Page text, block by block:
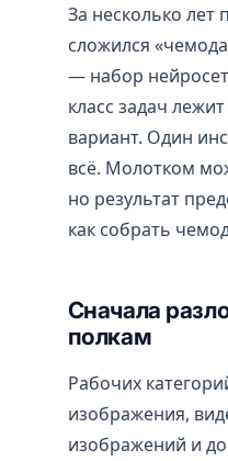
За несколько лет
сложился
— набор
класс задач
вариант. Один
всё. Молотком
но результат
как собрать
Сначала
полкам
Рабочих
изображения,
изображений и